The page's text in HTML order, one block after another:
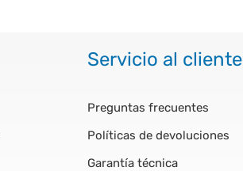
Servicio al cliente
Preguntas frecuentes
Políticas de devoluciones
Garantía técnica